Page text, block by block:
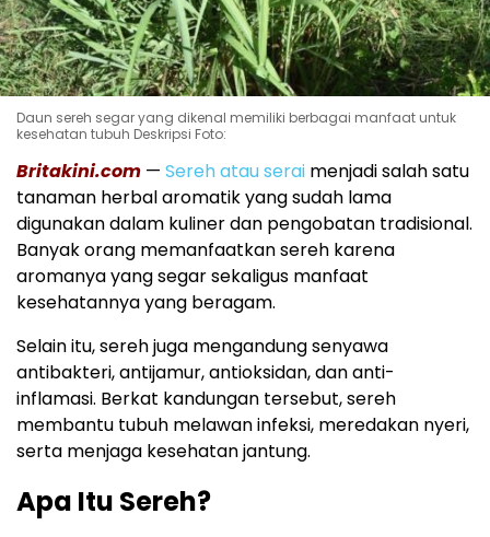
Daun sereh segar yang dikenal memiliki berbagai manfaat untuk
kesehatan tubuh Deskripsi Foto:
Britakini.com — Sereh atau serai menjadi salah satu
tanaman herbal aromatik yang sudah lama
digunakan dalam kuliner dan pengobatan tradisional.
Banyak orang memanfaatkan sereh karena
aromanya yang segar sekaligus manfaat
kesehatannya yang beragam.
Selain itu, sereh juga mengandung senyawa
antibakteri, antijamur, antioksidan, dan anti-
inflamasi. Berkat kandungan tersebut, sereh
membantu tubuh melawan infeksi, meredakan nyeri,
serta menjaga kesehatan jantung.
Apa Itu Sereh?